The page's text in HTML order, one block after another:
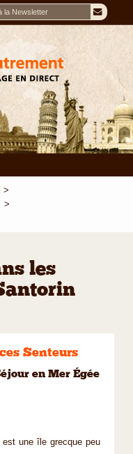
les
Senteurs
en Mer Égée
est une île grecque peu